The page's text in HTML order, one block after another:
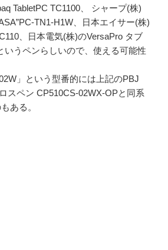
TabletPC TC1100、 シャープ(株)
TN1-H1W、日本エイサー(株)
、日本電気(株)のVersaPro タブ
いうペンらしいので、使える可能性
」という型番的には上記のPBJ
スペン CP510CS-02WX-OPと同系
ある。